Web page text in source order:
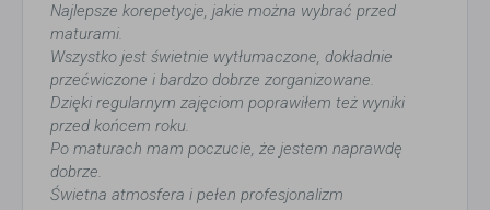
Najlepsze korepetycje, jakie można wybrać przed
maturami.
Wszystko jest świetnie wytłumaczone, dokładnie
przećwiczone i bardzo dobrze zorganizowane.
Dzięki regularnym zajęciom poprawiłem też wyniki
przed końcem roku.
Po maturach mam poczucie, że jestem naprawdę
dobrze.
Świetna atmosfera i pełen profesjonalizm